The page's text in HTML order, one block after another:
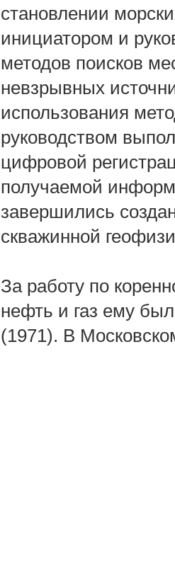
становлении
инициатором и
методов поисков
невзрывных
использования
руководством
цифровой
получаемой
завершились
скважинной
За работу по
нефть и газ ему
(1971). В